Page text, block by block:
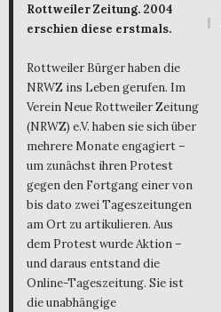
Rottweiler Zeitung. 2004
erschien diese erstmals.
Rottweiler Bürger haben die
NRWZ ins Leben gerufen. Im
Verein Neue Rottweiler Zeitung
(NRWZ) e.V. haben sie sich über
mehrere Monate engagiert –
um zunächst ihren Protest
gegen den Fortgang einer von
bis dato zwei Tageszeitungen
am Ort zu artikulieren. Aus
dem Protest wurde Aktion –
und daraus entstand die
Online-Tageszeitung. Sie ist
die unabhängige